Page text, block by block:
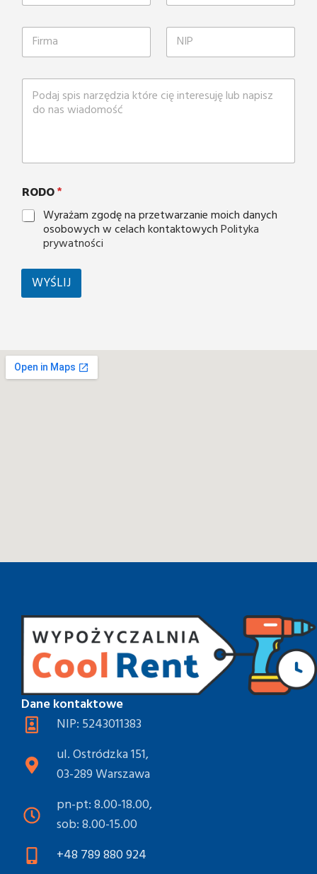
RODO*
Wyrażam zgodę na przetwarzanie moich danych
osobowych w celach kontaktowychPolityka
prywatności
WYŚLIJ
Dane kontaktowe
NIP: 5243011383
ul. Ostródzka 151,
03-289 Warszawa
pn-pt: 8.00-18.00,
sob: 8.00-15.00
+48 789 880 924